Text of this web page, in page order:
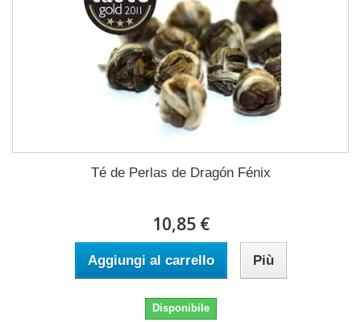
Té de Perlas de Dragón Fénix
10,85 €
Aggiungi al carrello Più
Disponibile